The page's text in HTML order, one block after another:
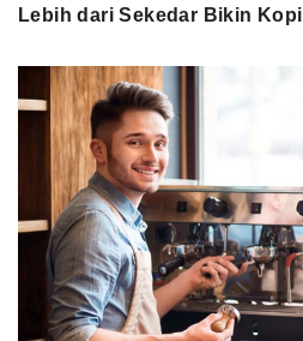
Lebih dari Sekedar Bikin Kopi